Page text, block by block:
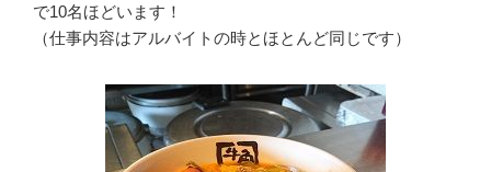
で10名ほどいます！
（仕事内容はアルバイトの時とほとんど同じです）